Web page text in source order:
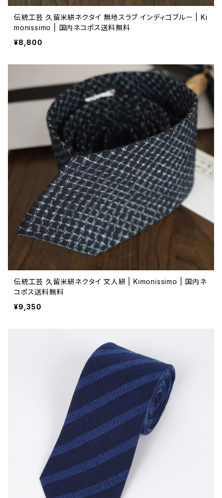
伝統工芸 久留米絣ネクタイ 無地スラブ インディゴブルー | Ki
monissimo | 国内ネコポス送料無料
¥8,800
伝統工芸 久留米絣ネクタイ 文人絣 | Kimonissimo | 国内ネ
コポス送料無料
¥9,350